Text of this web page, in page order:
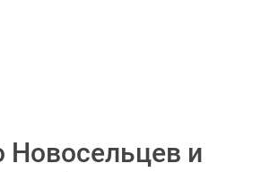
Новосельцев и